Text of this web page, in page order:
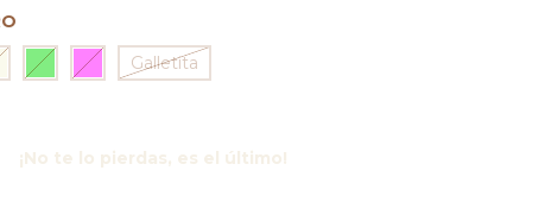
Galletita
¡No te lo pierdas, es el último!